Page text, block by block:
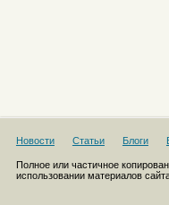
Новости Статьи Блоги
Полное или частичное
использовании материалов